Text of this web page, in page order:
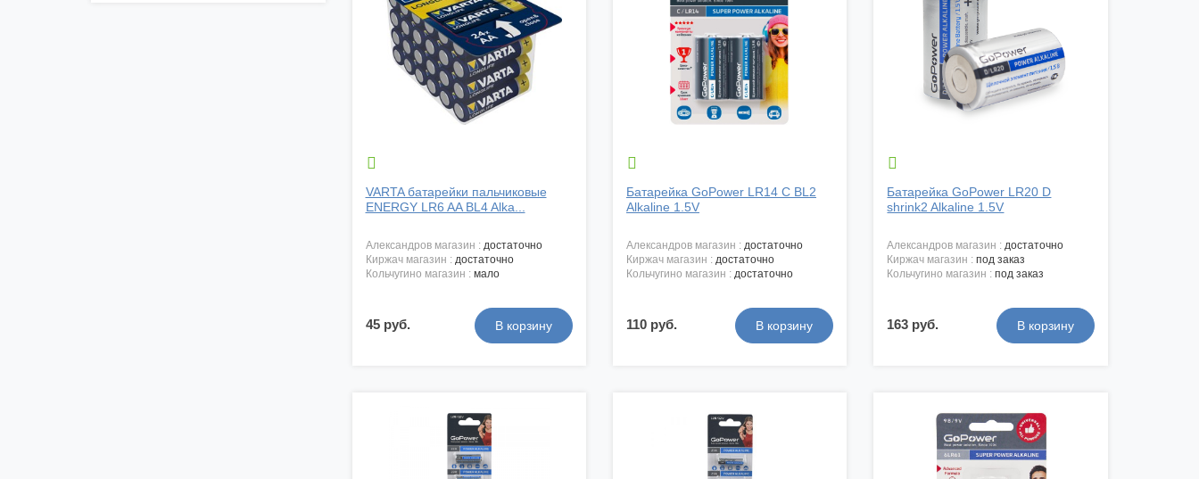

VARTA батарейки пальчиковые
ENERGY LR6 AA BL4 Alka...
александров магазин : достаточно
киржач магазин : достаточно
кольчугино магазин : мало
45 руб.

Батарейка GoPower LR14 С BL2
Alkaline 1.5V
александров магазин : достаточно
киржач магазин : достаточно
кольчугино магазин : достаточно
110 руб.

Батарейка GoPower LR20 D
shrink2 Alkaline 1.5V
александров магазин :достаточно
киржач магазин :под заказ
кольчугино магазин :под заказ
163 руб.